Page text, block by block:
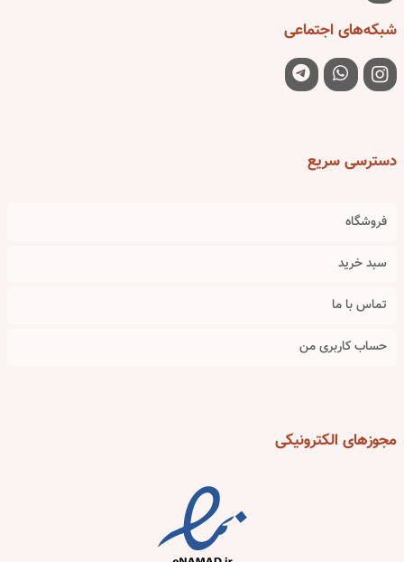
شبکه‌های اجتماعی
دسترسیسریع
فروشگاه
سبد خرید
تماس با ما
حساب کاربری من
مجوزهای الکترونیکی